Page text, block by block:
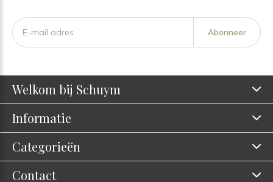
Abonneer
Welkom bij Schuym
Informatie
Categorieën
Contact